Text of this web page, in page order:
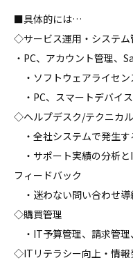
■具体的には…
◇サービス運用・システム
・PC、アカウント管理、
・ソフトウェアライセン
・PC、スマートデバイ
◇ヘルプデスク/テクニカ
・全社システムで発生
・サポート実績の分析
フィードバック
・迷わない問い合わせ
◇購買管理
・IT予算管理、請求管理
◇ITリテラシー向上・情報